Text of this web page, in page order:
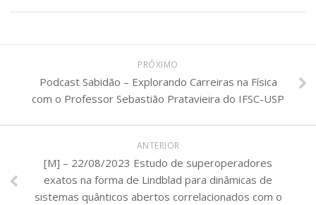
PRÓXIMO
Podcast Sabidão – Explorando Carreiras na Física
com o Professor Sebastião Pratavieira do IFSC-USP
ANTERIOR
[M] – 22/08/2023 Estudo de superoperadores
exatos na forma de Lindblad para dinâmicas de
sistemas quânticos abertos correlacionados com o